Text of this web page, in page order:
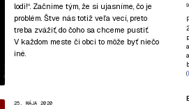
lodi!“. Začnime tým, že si ujasníme, čo je
problém. Štve nás totiž veľa vecí, preto
treba zvážiť, do čoho sa chceme pustiť.
V každom meste či obci to môže byť niečo
iné.
25. MÁJA 2020
(